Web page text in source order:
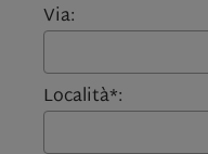
Via:
Località*: